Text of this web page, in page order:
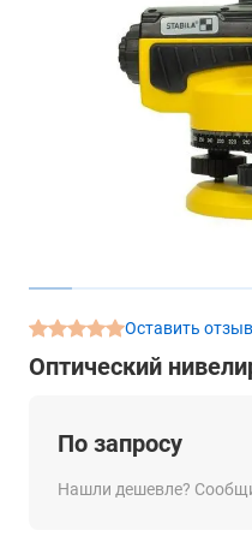
Оставить отзыв
Оптический
По запросу
Нашли дешевле?